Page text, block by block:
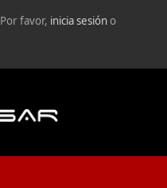
favor, inicia sesióno